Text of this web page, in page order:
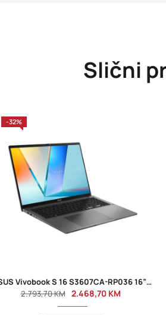
Slični
-32%
ASUS Vivobook S 16 S3607CA-RP036 16” WUXGA IPS AG 144Hz Ultra 7 255H/16GB/1TB SSD/Alu/Backlit/tamno siva/ruksak/2Y
2.793,70KM 2.468,70 KM